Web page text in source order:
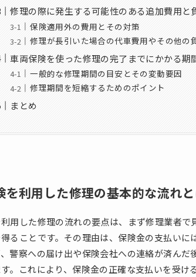
修理の際に発生する可能性のある追加費用と
保険適用外の費用とその対策
修理が長引いた場合の代車費用やその他の
車両保険を使った修理の完了までにかかる期
一般的な修理期間の目安とその変動要因
修理期間を短縮するためのポイント
まとめ
を利用した修理の基本的な流れと
用した修理の流れの要点は、まず修理業者
ることです。その理由は、保険金の支払い
警察への届け出や保険会社への連絡が済ん
。これにより、保険金の正確な支払いを受け